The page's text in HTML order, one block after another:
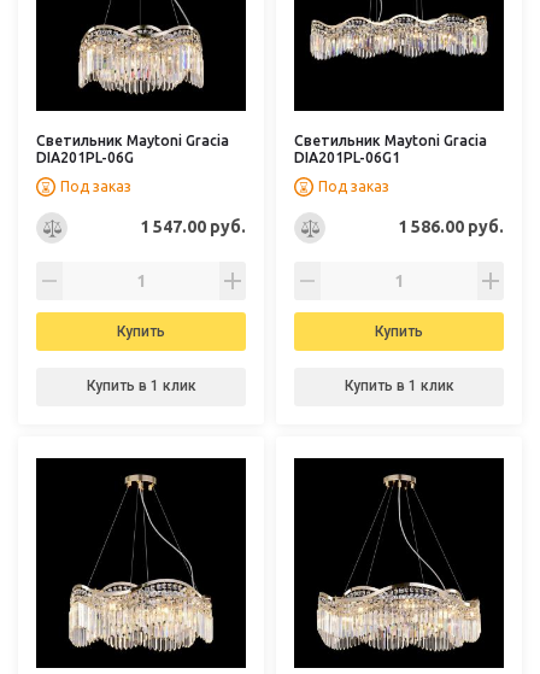
Светильник Maytoni Gracia
DIA201PL-06G
Под заказ
1 547.00 руб.
Купить
Купить в 1 клик
Светильник Maytoni Gracia
DIA201PL-06G1
Под заказ
1 586.00 руб.
Купить
Купить в 1 клик